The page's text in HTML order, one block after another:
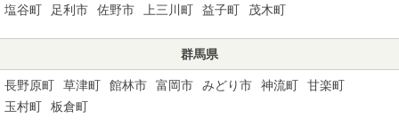
塩谷町 足利市 佐野市 上三川町 益子町 茂木町
群馬県
長野原町 草津町 館林市 富岡市 みどり市 神流町
甘楽町
玉村町
板倉町